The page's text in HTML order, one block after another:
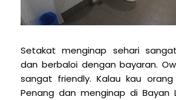
Setakat menginap sehari
dan berbaloi dengan bayaran.
sangat friendly. Kalau kau
Penang dan menginap di Bayan